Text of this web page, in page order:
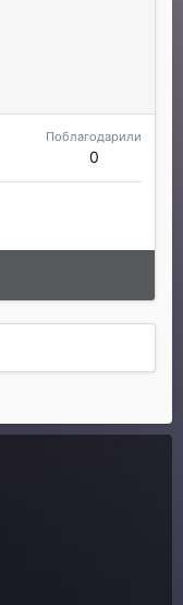
Поблагодарили
0